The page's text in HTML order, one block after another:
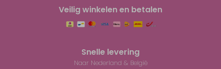
Veilig winkelen en betalen
Snelle levering
Naar Nederland & België